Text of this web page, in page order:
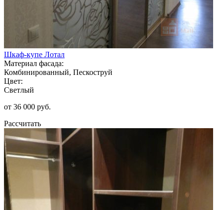
Шкаф-купе Лотал
Материал фасада:
Комбинированный, Пескоструй
Цвет:
Светлый
от 36 000 руб.
Рассчитать